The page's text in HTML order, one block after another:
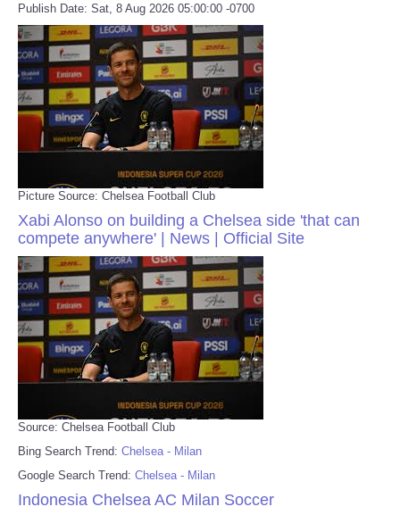
Publish Date: Sat, 8 Aug 2026 05:00:00 -0700
Picture Source: Chelsea Football Club
Xabi Alonso on building a Chelsea side 'that can
compete anywhere' | News | Official Site
Source: Chelsea Football Club
Bing Search Trend: Chelsea - Milan
Google Search Trend: Chelsea - Milan
Indonesia Chelsea AC Milan Soccer